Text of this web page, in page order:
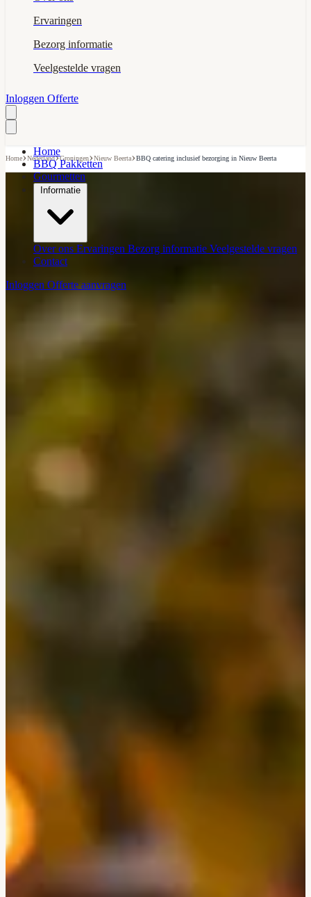
Ervaringen
Bezorg informatie
Veelgestelde vragen
Inloggen Offerte
Home
BBQ Pakketten
Gourmetten
Informatie
Over ons Ervaringen Bezorg informatie Veelgestelde vragen
Contact
Inloggen Offerte aanvragen
Home›Nederland›Groningen›Nieuw Beerta›BBQ catering inclusief bezorging in Nieuw Beerta